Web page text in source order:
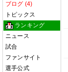
ブログ (4)
トピックス
ランキング
ニュース
試合
ファンサイト
選手公式